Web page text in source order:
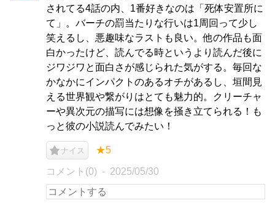
されてる4話の内、1番好きなのは「死体安置所に
て」。バーチの罰当たりな行いは1周回って少し
笑えるし、悪趣味なラストも良い。他の作品も面
白かったけど、読んでる時というより読んだ後に
ジワジワと面白さが感じられた気がする。毎回な
かなかにインパクトのあるオチがあるし、垣間見
える世界観や繋がりはとても魅力的。クリーチャ
ーや異次元の描写には想像を掻き立てられる！も
っと彼の小説読んでみたい！
ナイス ★5
コメント(0) 2025/05/30